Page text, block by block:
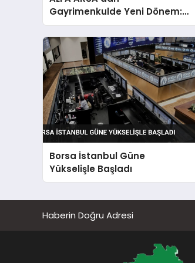
Gayrimenkulde Yeni Dönem:
Premium Yaşam ve Yatırım
Fırsatları Bir Arada
Borsa İstanbul Güne
Yükselişle Başladı
Haberin Doğru Adresi